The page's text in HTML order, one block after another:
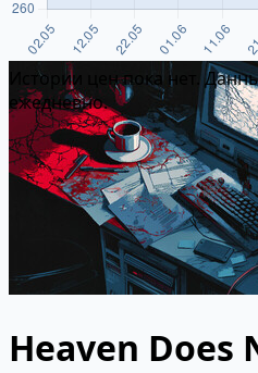
Истории цен пока нет.
ежедневно.
Heaven Does